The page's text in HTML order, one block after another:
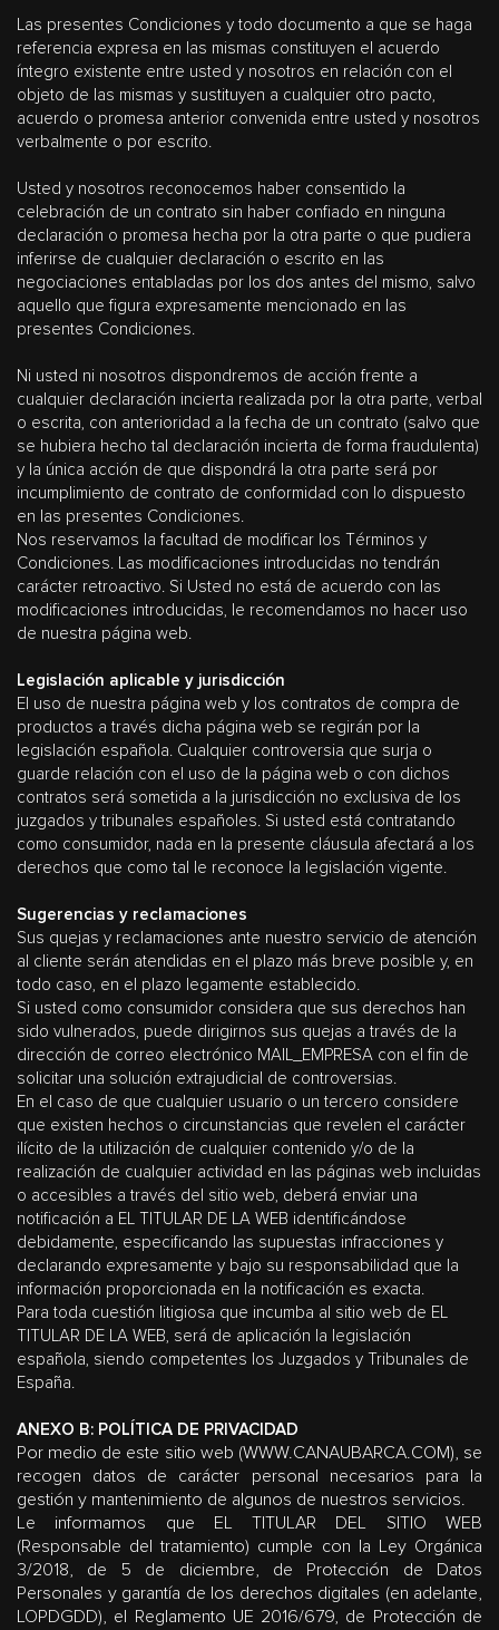
Las presentes Condiciones y todo documento a que se haga
referencia expresa en las mismas constituyen el acuerdo
íntegro existente entre usted y nosotros en relación con el
objeto de las mismas y sustituyen a cualquier otro pacto,
acuerdo o promesa anterior convenida entre usted y nosotros
verbalmente o por escrito.
Usted y nosotros reconocemos haber consentido la
celebración de un contrato sin haber confiado en ninguna
declaración o promesa hecha por la otra parte o que pudiera
inferirse de cualquier declaración o escrito en las
negociaciones entabladas por los dos antes del mismo, salvo
aquello que figura expresamente mencionado en las
presentes Condiciones.
Ni usted ni nosotros dispondremos de acción frente a
cualquier declaración incierta realizada por la otra parte, verbal
o escrita, con anterioridad a la fecha de un contrato (salvo que
se hubiera hecho tal declaración incierta de forma fraudulenta)
y la única acción de que dispondrá la otra parte será por
incumplimiento de contrato de conformidad con lo dispuesto
en las presentes Condiciones.
Nos reservamos la facultad de modificar los Términos y
Condiciones. Las modificaciones introducidas no tendrán
carácter retroactivo. Si Usted no está de acuerdo con las
modificaciones introducidas, le recomendamos no hacer uso
de nuestra página web.
Legislación aplicable y jurisdicción
El uso de nuestra página web y los contratos de compra de
productos a través dicha página web se regirán por la
legislación española. Cualquier controversia que surja o
guarde relación con el uso de la página web o con dichos
contratos será sometida a la jurisdicción no exclusiva de los
juzgados y tribunales españoles. Si usted está contratando
como consumidor, nada en la presente cláusula afectará a los
derechos que como tal le reconoce la legislación vigente.
Sugerencias y reclamaciones
Sus quejas y reclamaciones ante nuestro servicio de atención
al cliente serán atendidas en el plazo más breve posible y, en
todo caso, en el plazo legamente establecido.
Si usted como consumidor considera que sus derechos han
sido vulnerados, puede dirigirnos sus quejas a través de la
dirección de correo electrónico MAIL_EMPRESA con el fin de
solicitar una solución extrajudicial de controversias.
En el caso de que cualquier usuario o un tercero considere
que existen hechos o circunstancias que revelen el carácter
ilícito de la utilización de cualquier contenido y/o de la
realización de cualquier actividad en las páginas web incluidas
o accesibles a través del sitio web, deberá enviar una
notificación a EL TITULAR DE LA WEB identificándose
debidamente, especificando las supuestas infracciones y
declarando expresamente y bajo su responsabilidad que la
información proporcionada en la notificación es exacta.
Para toda cuestión litigiosa que incumba al sitio web de EL
TITULAR DE LA WEB, será de aplicación la legislación
española, siendo competentes los Juzgados y Tribunales de
España.
ANEXO B: POLÍTICA DE PRIVACIDAD
Por medio de este sitio web (WWW.CANAUBARCA.COM), se
recogen datos de carácter personal necesarios para la
gestión y mantenimiento de algunos de nuestros servicios.
Le informamos que EL TITULAR DEL SITIO WEB
(Responsable del tratamiento) cumple con la Ley Orgánica
3/2018, de 5 de diciembre, de Protección de Datos
Personales y garantía de los derechos digitales (en adelante,
LOPDGDD), el Reglamento UE 2016/679, de Protección de